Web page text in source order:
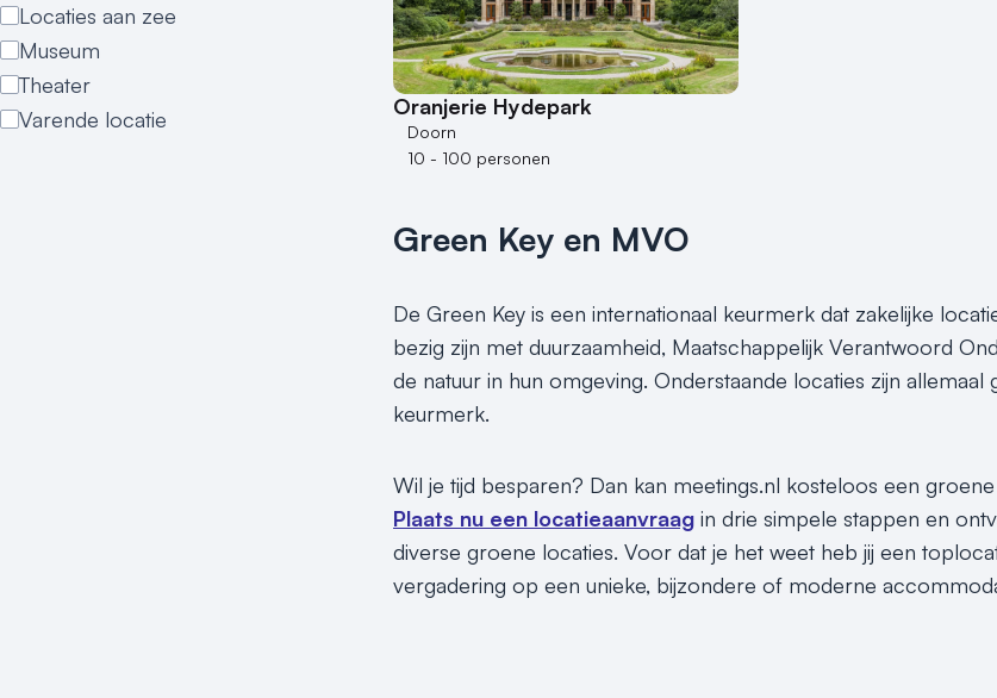
Locaties aan zee
Museum
Theater
Varende locatie
Oranjerie Hydepark
Doorn
10 - 100 personen
Green Key en MVO
De Green Key is een internationaal keurmerk dat zakelijke
bezig zijn met duurzaamheid, Maatschappelijk Verantwoord
de natuur in hun omgeving. Onderstaande locaties zijn
keurmerk.
Wil je tijd besparen? Dan kan meetings.nl kosteloos een
Plaats nu een locatieaanvraag in drie simpele stappen en
diverse groene locaties. Voor dat je het weet heb jij een
vergadering op een unieke, bijzondere of moderne